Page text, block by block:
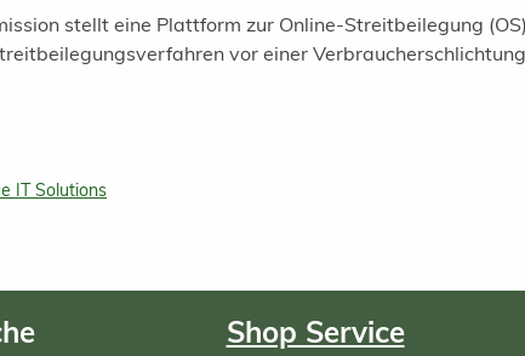
stellt eine Plattform zur Online-Streitbeilegung
vor einer
IT Solutions
Shop Service